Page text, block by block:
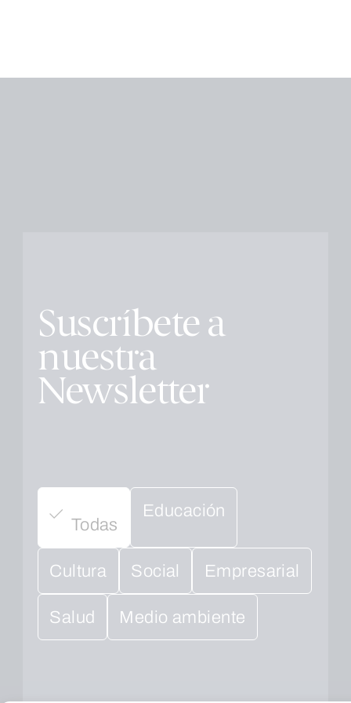
Suscríbete a
nuestra
Newsletter
Todas
Educación
Cultura Social Empresarial
Salud Medio ambiente